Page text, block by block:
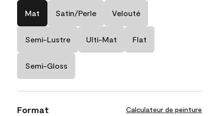
Mat Satin/Perle Velouté
Semi-Lustre Ulti-Mat Flat
Semi-Gloss
Format Calculateur de peinture